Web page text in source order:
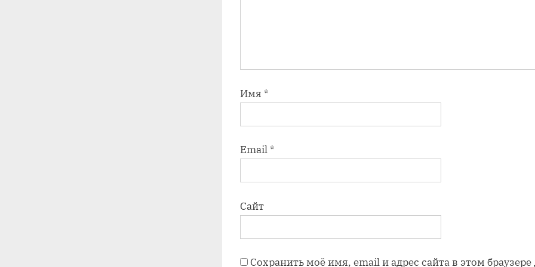
Имя *
Email*
Сайт
Сохранить моё имя, email и адрес сайта в этом браузере